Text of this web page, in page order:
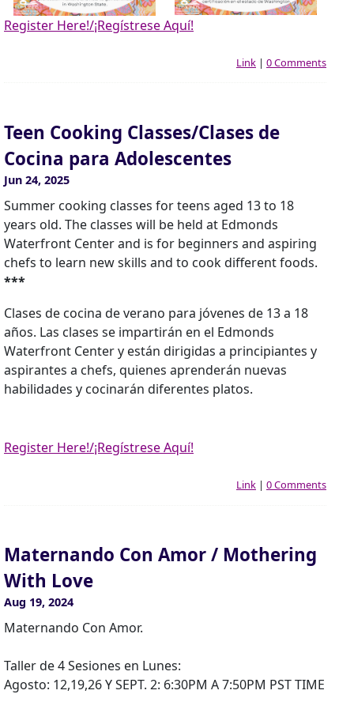
Register Here!/¡Regístrese Aquí!
Link | 0 Comments
Teen Cooking Classes/Clases de
Cocina para Adolescentes
Jun 24, 2025
Summer cooking classes for teens aged 13 to 18
years old. The classes will be held at Edmonds
Waterfront Center and is for beginners and aspiring
chefs to learn new skills and to cook different foods.
***
Clases de cocina de verano para jóvenes de 13 a 18
años. Las clases se impartirán en el Edmonds
Waterfront Center y están dirigidas a principiantes y
aspirantes a chefs, quienes aprenderán nuevas
habilidades y cocinarán diferentes platos.
Register Here!/¡Regístrese Aquí!
Link | 0 Comments
Maternando Con Amor / Mothering
With Love
Aug 19, 2024
Maternando Con Amor.
Taller de 4 Sesiones en Lunes:
Agosto: 12,19,26 Y SEPT. 2: 6:30PM A 7:50PM PST TIME